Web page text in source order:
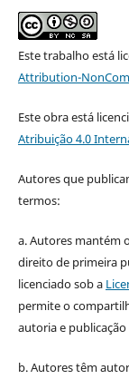
Este trabalho está
Attribution-
Este obra está
Atribuição 4.0
Autores que
termos:
a. Autores mantém
direito de primeira
licenciado sob a
permite o
autoria e
b. Autores têm